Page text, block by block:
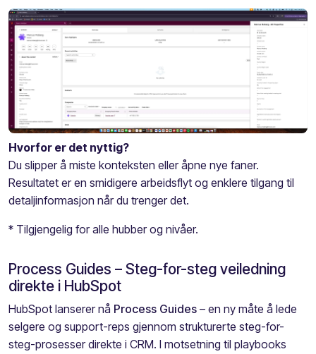
Hvorfor er det nyttig?
Du slipper å miste konteksten eller åpne nye faner.
Resultatet er en smidigere arbeidsflyt og enklere tilgang til
detaljinformasjon når du trenger det.
* Tilgjengelig for alle hubber og nivåer.
Process Guides – Steg-for-steg veiledning
direkte i HubSpot
HubSpot lanserer nå Process Guides – en ny måte å lede
selgere og support-reps gjennom strukturerte steg-for-
steg-prosesser direkte i CRM. I motsetning til playbooks